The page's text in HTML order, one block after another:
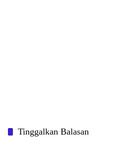
Tinggalkan Balasan